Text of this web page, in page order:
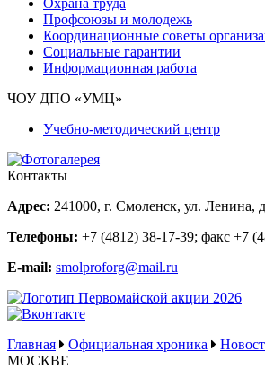
Охрана труда
Профсоюзы и молодежь
Координационные советы
Социальные гарантии
Информационная работа
ЧОУ ДПО «УМЦ»
Учебно-методический центр
Контакты
Адрес: 241000, г. Смоленск, ул. Ленина,
Телефоны: +7 (4812) 38-17-39; факс +7
E-mail: smolproforg@mail.ru
Главная Официальная хроника
МОСКВЕ